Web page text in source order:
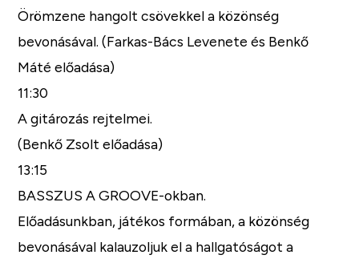
Örömzene hangolt csövekkel a közönség
bevonásával. (Farkas-Bács Levenete és Benkő
Máté előadása)
11:30
A gitározás rejtelmei.
(Benkő Zsolt előadása)
13:15
BASSZUS A GROOVE-okban.
Előadásunkban, játékos formában, a közönség
bevonásával kalauzoljuk el a hallgatóságot a